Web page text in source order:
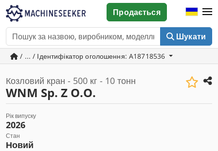
Шукати
Продається
/ ... / Ідентифікатор оголошення: A18718536
Козловий кран - 500 кг - 10 тонн
WNM Sp. Z O.O.
Рік випуску
2026
Стан
Новий